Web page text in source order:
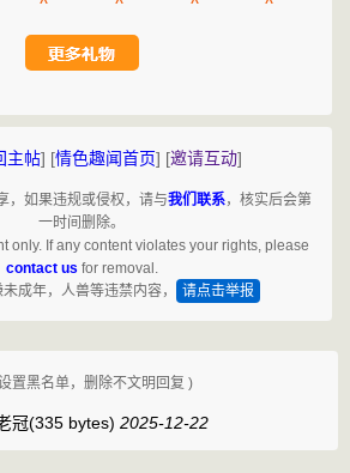
^ ^ ^ ^
主帖] [情色趣闻首页] [邀请互动]
，如果违规或侵权，请与我们联系，核实后会第
一时间删除。
only. If any content violates your rights, please
contact us for removal.
成年，人兽等违禁内容，
请点击举报
置黑名单，删除不文明回复 )
冠(335 bytes) 2025-12-22